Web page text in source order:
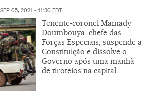
SEP 05, 2021 - 11:30 EDT
Tenente-coronel Mamady
Doumbouya, chefe das
Forças Especiais, suspende a
Constituição e dissolve o
Governo após uma manhã
de tiroteios na capital